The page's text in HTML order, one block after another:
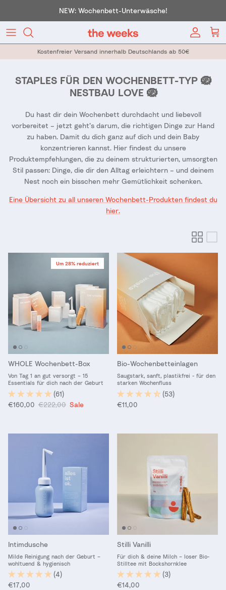
NEW: Wochenbett-Unterwäsche!
Konto
Kostenfreier Versand innerhalb Deutschlands ab 50€
STAPLES FÜR DEN WOCHENBETT-TYP 🪺
NESTBAU LOVE 🪺
Du hast dir dein Wochenbett durchdacht und liebevoll
vorbereitet – jetzt geht’s darum, die richtigen Dinge zur Hand
zu haben. Damit du dich ganz auf dich und dein Baby
konzentrieren kannst. Hier findest du unsere
Produktempfehlungen, die zu deinem strukturierten, umsorgten
Stil passen: Dinge, die dir den Alltag erleichtern – und deinem
Nest noch ein bisschen mehr Gemütlichkeit schenken.
Eine Übersicht zu all unseren Wochenbett-Produkten findest du
hier.
Um 28% reduziert
WHOLE Wochenbett-Box
Von Tag 1 an gut versorgt – 15
Essentials für dich nach der Geburt
(61)
Verkaufspreis
€160,00 Normaler Preis
€222,00 Sale
Bio-Wochenbetteinlagen
Saugstark, sanft, plastikfrei - für den
starken Wochenfluss
(53)
Normaler Preis
€11,00
Intimdusche
Milde Reinigung nach der Geburt –
wohltuend & hygienisch
(4)
Normaler Preis
€17,00
Stilli Vanilli
Für dich & deine Milch – loser Bio-
Stilltee mit Bockshornklee
(3)
Normaler Preis
€14,00